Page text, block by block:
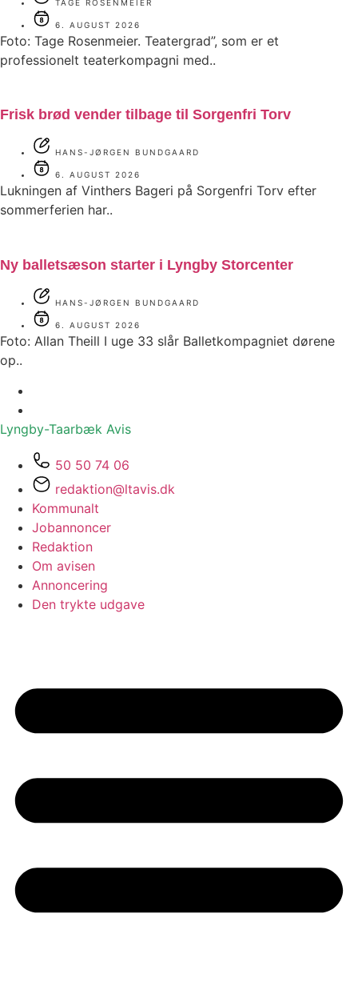
TAGE ROSENMEIER
6. AUGUST 2026
Foto: Tage Rosenmeier. Teatergrad”, som er et
professionelt teaterkompagni med..
Frisk brød vender tilbage til Sorgenfri Torv
HANS-JØRGEN BUNDGAARD
6. AUGUST 2026
Lukningen af Vinthers Bageri på Sorgenfri Torv efter
sommerferien har..
Ny balletsæson starter i Lyngby Storcenter
HANS-JØRGEN BUNDGAARD
6. AUGUST 2026
Foto: Allan Theill I uge 33 slår Balletkompagniet dørene
op..
Lyngby-Taarbæk Avis
50 50 74 06
redaktion@ltavis.dk
Kommunalt
Jobannoncer
Redaktion
Om avisen
Annoncering
Den trykte udgave